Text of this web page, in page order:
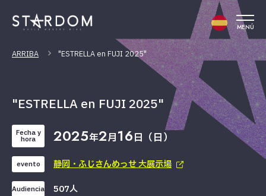
MENÚ
ARRIBA "ESTRELLA en FUJI 2025"
"ESTRELLA en FUJI 2025"
Fecha y
hora 2025年2月16日（日）
evento 静岡・ふじさんめっせ 大展示場
Audiencia 507人